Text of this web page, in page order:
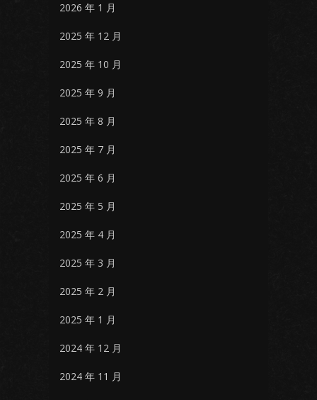
2026 年 1 月
2025 年 12 月
2025 年 10 月
2025 年 9 月
2025 年 8 月
2025 年 7 月
2025 年 6 月
2025 年 5 月
2025 年 4 月
2025 年 3 月
2025 年 2 月
2025 年 1 月
2024 年 12 月
2024 年 11 月